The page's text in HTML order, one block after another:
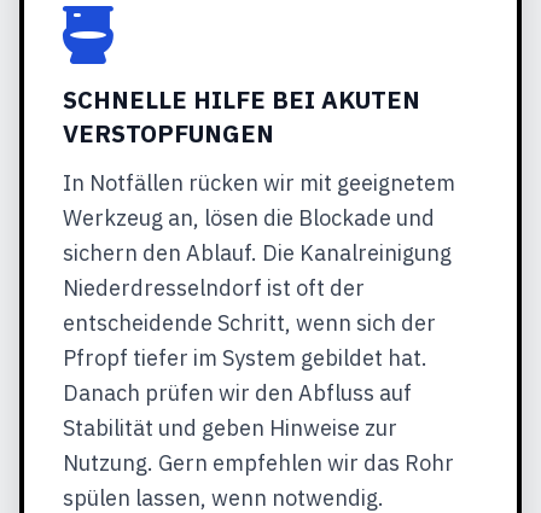
SCHNELLE HILFE BEI AKUTEN
VERSTOPFUNGEN
In Notfällen rücken wir mit geeignetem
Werkzeug an, lösen die Blockade und
sichern den Ablauf. Die Kanalreinigung
Niederdresselndorf ist oft der
entscheidende Schritt, wenn sich der
Pfropf tiefer im System gebildet hat.
Danach prüfen wir den Abfluss auf
Stabilität und geben Hinweise zur
Nutzung. Gern empfehlen wir das Rohr
spülen lassen, wenn notwendig.